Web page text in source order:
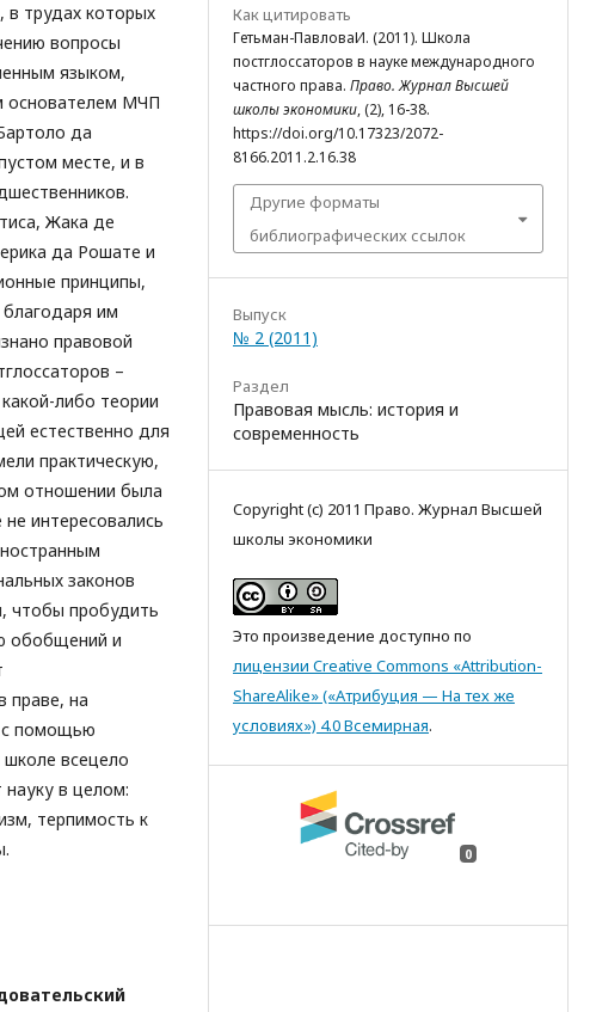
в трудах которых
вопросы
языком,
основателем МЧП
да
месте, и в
Жака де
да Рошате и
принципы,
им
правовой
–
либо теории
естественно для
практическую,
отношении была
интересовались
законов
чтобы пробудить
обобщений и
праве, на
с помощью
всецело
в целом:
терпимость к
Как цитировать
Гетьман-ПавловаИ. (2011). Школа
постглоссаторов в науке международного
частного права. Право. Журнал Высшей
школы экономики, (2), 16-38.
https://doi.org/10.17323/2072-
8166.2011.2.16.38
Другие форматы
библиографических ссылок
Выпуск
№ 2 (2011)
Раздел
Правовая мысль: история и
современность
Copyright (c) 2011 Право. Журнал Высшей
школы экономики
Это произведение доступно по
лицензии Creative Commons «Attribution-
ShareAlike» («Атрибуция — На тех же
условиях») 4.0 Всемирная.
0